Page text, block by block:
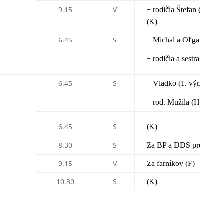
9.15 V
+ rodičia Štefan
(K)
6.45 S + Michal a Oľga
+ rodičia a
6.45 S + Vladko (1.
+ rod. Mužila
6.45 S (K)
8.30 S Za BP a DDS
9.15 V Za farníkov (F)
10.30 S (K)